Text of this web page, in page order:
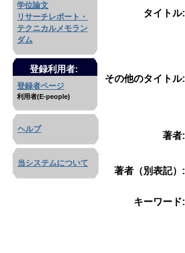
学位論文
リサーチレポート・
テクニカルメモラン
ダム
登録利用者:
登録者ページ
利用者(E-people)
ヘルプ
当システムについて
タイトル:
その他のタイトル:
著者:
著者（別表記）:
キーワード: